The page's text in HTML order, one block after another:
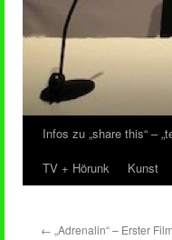
Zum
Inhalt
Infos zu „share this“ –
TV + Hörunk
Kunst
← „Adrenalin“ – Erster